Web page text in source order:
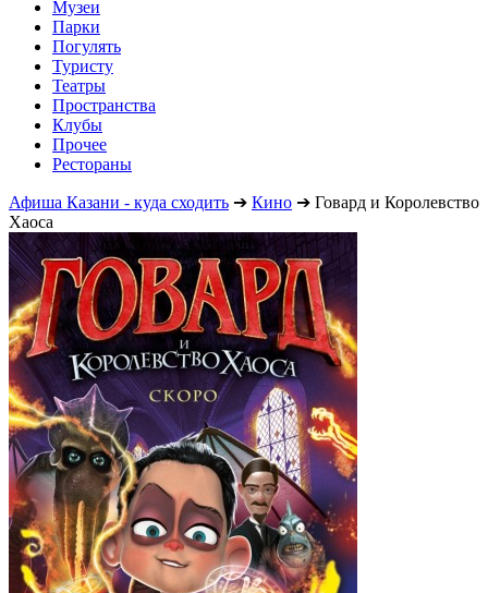
Музеи
Парки
Погулять
Туристу
Театры
Пространства
Клубы
Прочее
Рестораны
Афиша Казани - куда сходить ➔ Кино ➔ Говард и Королевство
Хаоса